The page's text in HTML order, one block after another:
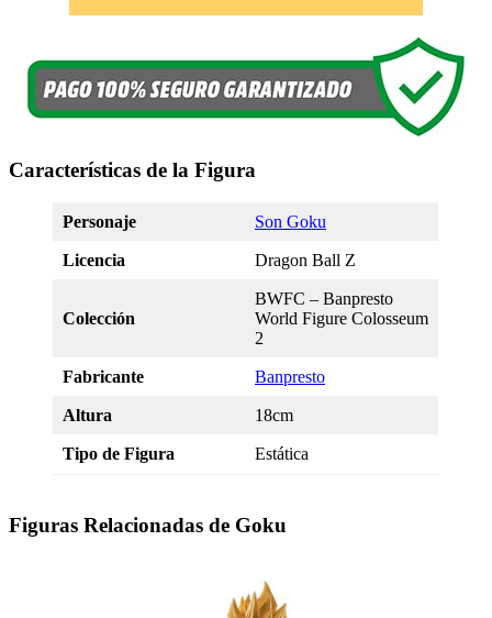
Características de la Figura
Personaje Son Goku
Licencia Dragon Ball Z
Colección
BWFC – Banpresto
World Figure Colosseum
2
Fabricante Banpresto
Altura 18cm
Tipo de Figura Estática
Figuras Relacionadas de Goku